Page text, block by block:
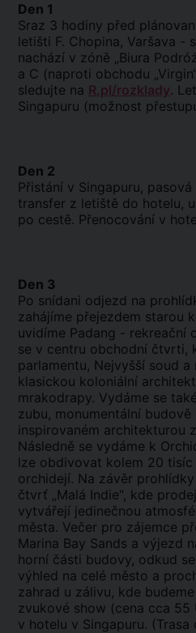
Den 1
Sraz 3 hodiny před
letišti F. Chopina, Varšava -
nachází v zóně „Biura
a C (naproti obchodu
sledujte na R.pl/rozklady.
Singapuru (možnost
Den 2
Přistání v Singapuru,
transfer z letiště do hotelu,
po cestě. Přenocování v
Den 3
Po snídani odjezd na
zahájíme přejezdem starou
uvidíme Padang - rekreační
se v centru obchodní čtvrti,
parlamentu, Nejvyšší soud
klasickou koloniální
mrakodrapy. Vydáme se
zubu, monumentální
inspirovaném architekturou
Následně se vydáme k
lze obdivovat kolem 20 tisíc
orchidejí. Na závěr
čtvrť „Malá Indie“, kde
vytvářejí jedinečnou
města. Večer pro zájemce
Marina Bay Sands a výjezd
horní části budovy, odkud
výhled na celé město a
zahrad u zálivu, kde
zvukové show (cena cca 55
v hotelu v Singapuru. (Trasa